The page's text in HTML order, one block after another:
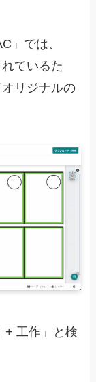
」では、
ているた
リジナルの
+ 工作」と検